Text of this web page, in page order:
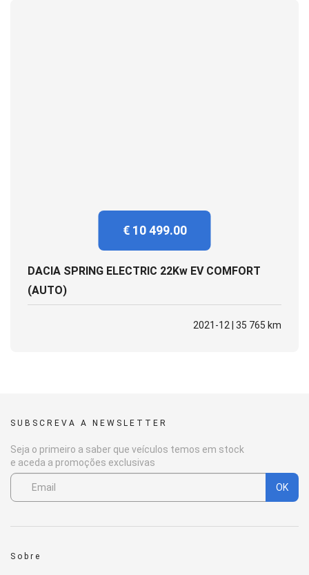
€ 10 499.00
DACIA SPRING ELECTRIC 22Kw EV COMFORT
(AUTO)
2021-12 | 35 765 km
SUBSCREVA A NEWSLETTER
Seja o primeiro a saber que veículos temos em stock
e aceda a promoções exclusivas
OK
Sobre